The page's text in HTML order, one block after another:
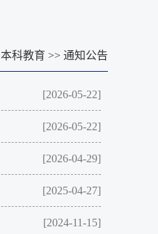
本科教育 >> 通知公告
[2026-05-22]
[2026-05-22]
[2026-04-29]
[2025-04-27]
[2024-11-15]